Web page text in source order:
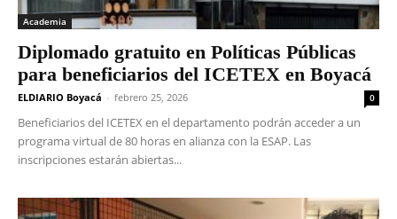
Academia
Diplomado gratuito en Políticas Públicas
para beneficiarios del ICETEX en Boyacá
ELDIARIO Boyacá - febrero 25, 2026 0
Beneficiarios del ICETEX en el departamento podrán acceder a un
programa virtual de 80 horas en alianza con la ESAP. Las
inscripciones estarán abiertas...